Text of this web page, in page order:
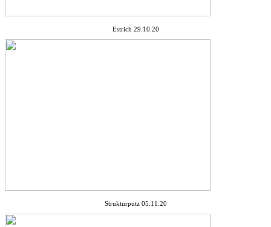
Estrich 29.10.20
Strukturputz 05.11.20